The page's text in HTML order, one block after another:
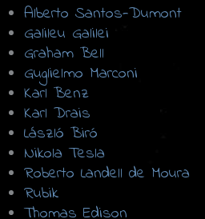
Alberto Santos-Dumont
Galileu Galilei
Graham Bell
Guglielmo Marconi
Karl Benz
Karl Drais
László Biró
Nikola Tesla
Roberto Landell de Moura
Rubik
Thomas Edison